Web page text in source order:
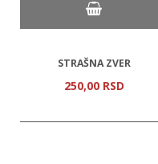
STRAŠNA ZVER
250,00 RSD